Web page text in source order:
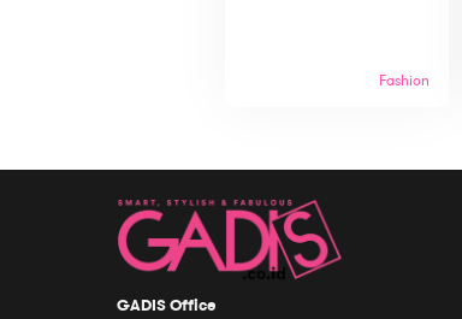
Fashion
GADIS Office